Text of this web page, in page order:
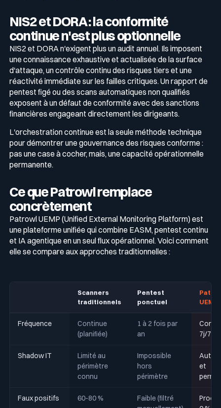
NIS2 et DORA : la conformité
continue n'est plus optionnelle
NIS2 et DORA n'exigent plus un audit annuel. Ils imposent
une connaissance exhaustive et actualisée de la surface
d'attaque, un contrôle continu des risques tiers et une
réactivité immédiate sur les failles critiques. Un rapport de
pentest figé ou des scans automatiques non qualifiés
exposent à un défaut de conformité avec des sanctions
financières engageant directement les dirigeants.
L'orchestration continue est la seule méthode technique
pour démontrer une gouvernance des risques conforme :
pas une case à cocher, mais, une capacité opérationnelle
permanente.
Ce que Patrowl remplace
concrètement
Patrowl UEMP (Unified External Monitoring Platform) est
une plateforme unifiée qui combine EASM, pentest continu
et IA agentique en un seul flux opérationnel. Voici comment
elle se compare aux approches traditionnelles :
Scanners
traditionnels
Pentest
ponctuel
UEMP
Fréquence
Continue
(planifiée)
1 à 2 fois par
an
7j/7,
Shadow IT
Limité au
périmètre
connu
Impossible
hors
périmètre
et
Faux positifs 60-80 %
Faible (filtré